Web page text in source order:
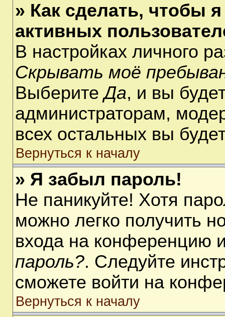
» Как сделать, чтобы
активных
В настройках личного
Скрывать моё
ВыберитеДа, и вы
администраторам,
всех остальных вы
Вернуться к началу
» Я забыл пароль!
Не паникуйте! Хотя
можно легко получить
входа на конференцию
пароль?. Следуйте
сможете войти на
Вернуться к началу